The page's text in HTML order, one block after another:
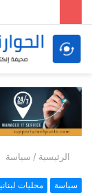
الرئيسية / سياسة
سياسة محليات